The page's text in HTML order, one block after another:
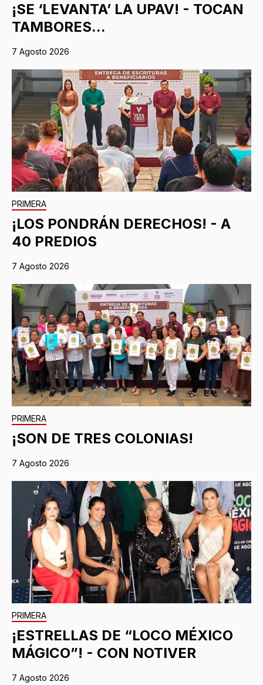
¡SE ‘LEVANTA’ LA UPAV! - TOCAN
TAMBORES...
7 Agosto 2026
PRIMERA
¡LOS PONDRÁN DERECHOS! - A
40 PREDIOS
7 Agosto 2026
PRIMERA
¡SON DE TRES COLONIAS!
7 Agosto 2026
PRIMERA
¡ESTRELLAS DE “LOCO MÉXICO
MÁGICO”! - CON NOTIVER
7 Agosto 2026